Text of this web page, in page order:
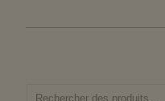
Rechercher :